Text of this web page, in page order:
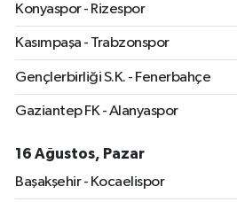
Konyaspor - Rizespor
Kasımpaşa - Trabzonspor
Gençlerbirliği S.K. - Fenerbahçe
Gaziantep FK - Alanyaspor
16 Ağustos, Pazar
Başakşehir - Kocaelispor